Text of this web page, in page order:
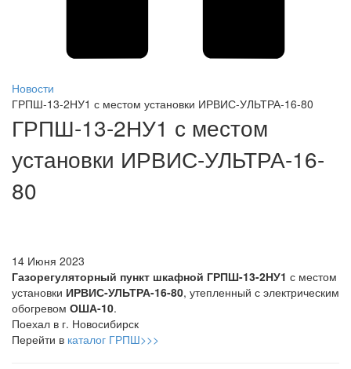
Новости
ГРПШ-13-2НУ1 с местом установки ИРВИС-УЛЬТРА-16-80
ГРПШ-13-2НУ1 с местом
установки ИРВИС-УЛЬТРА-16-
80
14 Июня 2023
Газорегуляторный пункт шкафной ГРПШ-13-2НУ1 с местом
установки ИРВИС-УЛЬТРА-16-80, утепленный с электрическим
обогревом ОША-10.
Поехал в г. Новосибирск
Перейти в каталог ГРПШ>>>